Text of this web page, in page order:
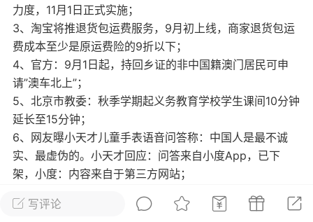
脂
卡卡动能素
建术
DRYY面膜 微晶溶斑术
爆款平台 Lv.8
26 23:18
电脑端 美业资讯
闪充小白罐
本/双效闪充，养出紧致小白脸！一、项
充小白罐 = 闪充大白肌（仪器）× 草本
产品）×极光嫩肤啫喱（产品）这是一套
护...写评论
力度，11月1日正式实施；
3、淘宝将推退货包运费服务，9月初上线，商家退货包运
费成本至少是原运费险的9折以下；
4、官方：9月1日起，持回乡证的非中国籍澳门居民可申
请”澳车北上”；
5、北京市教委：秋季学期起义务教育学校学生课间10分钟
延长至15分钟；
6、网友曝小天才儿童手表语音问答称：中国人是最不诚
实、最虚伪的。小天才回应：问答来自小度App，已下
架，小度：内容来自于第三方网站；
7、台媒：被台检廉单位搜查住所数小时，柯文哲涉京华城
弊案被带走侦讯，走时说”要求赖清德给个理由”，并称非常